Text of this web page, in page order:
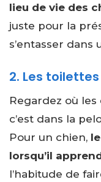
lieu de vie des
juste pour la
s’entasser dans
2. Les toilettes
Regardez où
c’est dans la
Pour un chien,
lorsqu’il
l’habitude de